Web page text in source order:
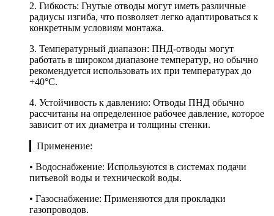
2. Гибкость: Гнутые отводы могут иметь различные
радиусы изгиба, что позволяет легко адаптироваться к
конкретным условиям монтажа.
3. Температурный диапазон: ПНД-отводы могут
работать в широком диапазоне температур, но обычно
рекомендуется использовать их при температурах до
+40°C.
4. Устойчивость к давлению: Отводы ПНД обычно
рассчитаны на определенное рабочее давление, которое
зависит от их диаметра и толщины стенки.
▎Применение:
• Водоснабжение: Используются в системах подачи
питьевой воды и технической воды.
• Газоснабжение: Применяются для прокладки
газопроводов.